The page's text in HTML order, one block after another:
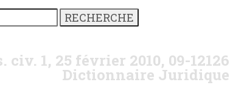
civ. 1, 25 février 2010, 09-12126
Dictionnaire Juridique